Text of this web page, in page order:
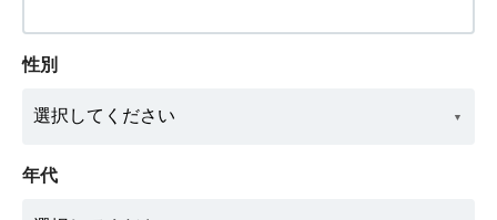
性別
年代